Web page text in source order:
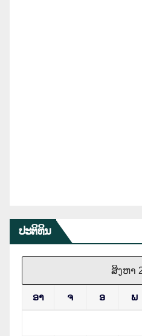
ປະຕິທິນ
ສິງຫາ
ອາ ຈ ອ ພ